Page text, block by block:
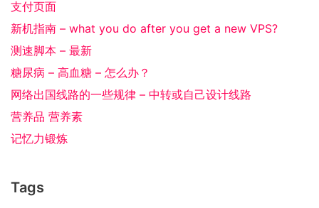
支付页面
新机指南 – what you do after you get a new VPS?
测速脚本 – 最新
糖尿病 – 高血糖 – 怎么办？
网络出国线路的一些规律 – 中转或自己设计线路
营养品 营养素
记忆力锻炼
Tags